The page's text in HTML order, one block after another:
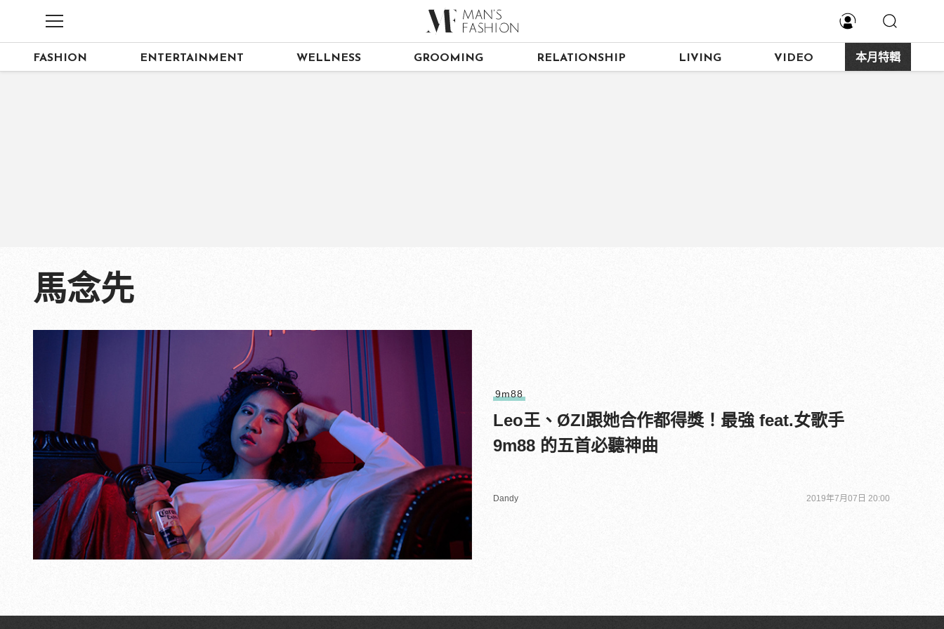
FASHION ENTERTAINMENT WELLNESS GROOMING RELATIONSHIP LIVING VIDEO 本月特輯
馬念先
9m88
Leo王、ØZI跟她合作都得獎！最強 feat.女歌手
9m88 的五首必聽神曲
Dandy 2019年7月07日 20:00